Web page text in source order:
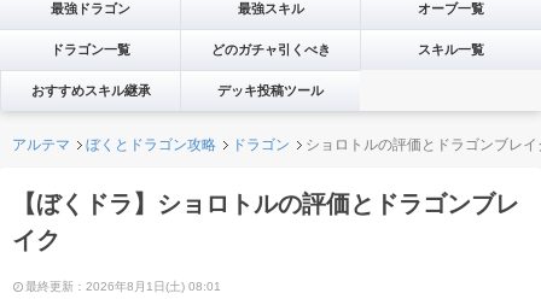
最強ドラゴン 最強スキル オーブ一覧
ドラゴン一覧 どのガチャ引くべき スキル一覧
おすすめスキル継承 デッキ投稿ツール
アルテマ ぼくとドラゴン攻略 ドラゴン ショロトルの評価とドラゴンブレイ
【ぼくドラ】ショロトルの評価とドラゴンブレ
イク
最終更新：2026年8月1日(土) 08:01